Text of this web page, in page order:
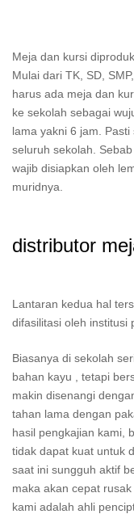
Meja dan kursi
Mulai dari TK, SD,
harus ada meja dan
ke sekolah sebagai
lama yakni 6 jam.
seluruh sekolah.
wajib disiapkan oleh
muridnya.
distributor
Lantaran kedua hal
difasilitasi oleh institusi
Biasanya di sekolah
bahan kayu , tetapi
makin disenangi
tahan lama dengan
hasil pengkajian kami,
tidak dapat kuat untuk
saat ini sungguh aktif
maka akan cepat
kami adalah ahli